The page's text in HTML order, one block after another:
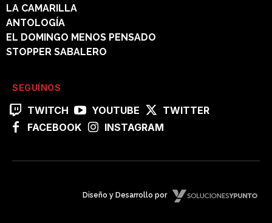
LA CAMARILLA
ANTOLOGÍA
EL DOMINGO MENOS PENSADO
STOPPER SABALERO
SEGUÍNOS
TWITCH YOUTUBE
TWITTER
FACEBOOK
INSTAGRAM
Diseño y Desarrollo por